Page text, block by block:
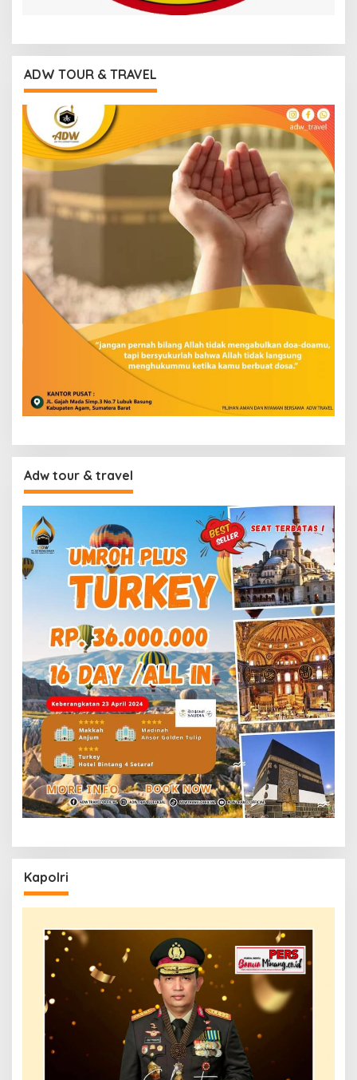
ADW TOUR & TRAVEL
Adw tour & travel
Kapolri